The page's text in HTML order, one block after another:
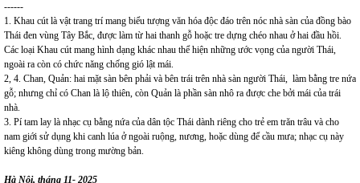
------
1. Khau cút là vật trang trí mang biểu tượng văn hóa độc đáo trên nóc nhà sàn của đồng bào
Thái đen vùng Tây Bắc, được làm từ hai thanh gỗ hoặc tre dựng chéo nhau ở hai đầu hồi.
Các loại Khau cút mang hình dạng khác nhau thể hiện những ước vọng của người Thái,
ngoài ra còn có chức năng chống gió lật mái.
2, 4. Chan, Quản: hai mặt sàn bên phải và bên trái trên nhà sàn người Thái, làm bằng tre nứa
gỗ; nhưng chỉ có Chan là lộ thiên, còn Quản là phần sàn nhô ra được che bởi mái của trái
nhà.
3. Pí tam lay là nhạc cụ bằng nứa của dân tộc Thái dành riêng cho trẻ em trǎn trâu và cho
nam giới sử dụng khi canh lúa ở ngoài ruộng, nương, hoặc dùng để cầu mưa; nhạc cụ này
kiêng không dùng trong mường bản.
Hà Nội, tháng 11- 2025